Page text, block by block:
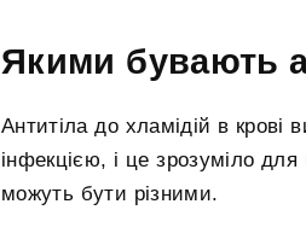
Якими бувають
Антитіла до хламідій в крові
інфекцією, і це зрозуміло
можуть бути різними.